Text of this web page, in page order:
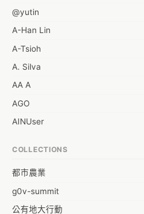
@yutin
A-Han Lin
A-Tsioh
A. Silva
AA A
AGO
AINUser
Aaron Chen
Abby Chen
COLLECTIONS
都市農業
g0v-summit
公有地大行動